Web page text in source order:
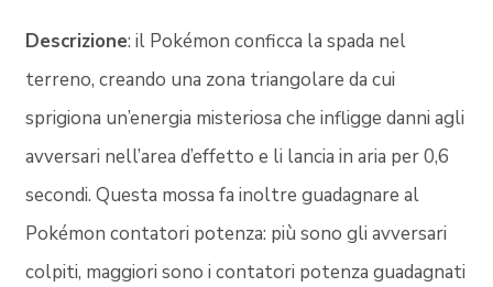
Descrizione: il Pokémon conficca la spada nel
terreno, creando una zona triangolare da cui
sprigiona un’energia misteriosa che infligge danni agli
avversari nell’area d’effetto e li lancia in aria per 0,6
secondi. Questa mossa fa inoltre guadagnare al
Pokémon contatori potenza: più sono gli avversari
colpiti, maggiori sono i contatori potenza guadagnati